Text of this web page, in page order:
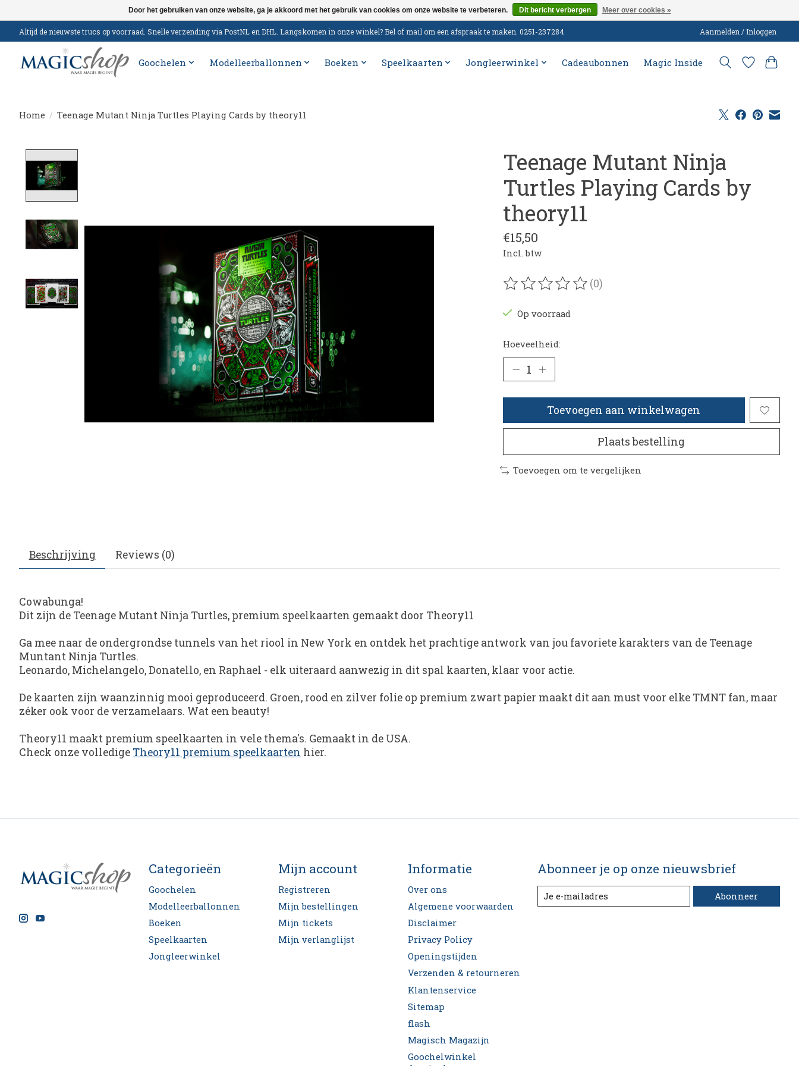
Altijd de nieuwste trucs op voorraad. Snelle verzending via PostNL en DHL. Langskomen in onze winkel? Bel of mail om een afspraak te maken. 0251-237284 Aanmelden / Inloggen
Goochelen Modelleerballonnen Boeken Speelkaarten Jongleerwinkel Cadeaubonnen Magic Inside
Home / Teenage Mutant Ninja Turtles Playing Cards by theory11
Teenage Mutant Ninja
Turtles Playing Cards by
theory11
€15,50
Incl. btw
De beoordeling van dit product is
(0)
Op voorraad
Hoeveelheid:
Toevoegen aan winkelwagen
Plaats bestelling
Toevoegen om te vergelijken
Beschrijving Reviews (0)
Cowabunga!
Dit zijn de Teenage Mutant Ninja Turtles, premium speelkaarten gemaakt door Theory11
Ga mee naar de ondergrondse tunnels van het riool in New York en ontdek het prachtige antwork van jou favoriete karakters van de Teenage
Muntant Ninja Turtles.
Leonardo, Michelangelo, Donatello, en Raphael - elk uiteraard aanwezig in dit spal kaarten, klaar voor actie.
De kaarten zijn waanzinnig mooi geproduceerd. Groen, rood en zilver folie op premium zwart papier maakt dit aan must voor elke TMNT fan, maar
zéker ook voor de verzamelaars. Wat een beauty!
Theory11 maakt premium speelkaarten in vele thema's. Gemaakt in de USA.
Check onze volledige Theory11 premium speelkaarten hier.
Categorieën
Goochelen
Modelleerballonnen
Boeken
Speelkaarten
Jongleerwinkel
Mijn account
Registreren
Mijn bestellingen
Mijn tickets
Mijn verlanglijst
Informatie
Over ons
Algemene voorwaarden
Disclaimer
Privacy Policy
Openingstijden
Verzenden & retourneren
Klantenservice
Sitemap
flash
Magisch Magazijn
Goochelwinkel
Abonneer je op onze nieuwsbrief
Abonneer
Door het gebruiken van onze website, ga je akkoord met het gebruik van cookies om onze website te verbeteren. Dit bericht verbergen Meer over cookies »